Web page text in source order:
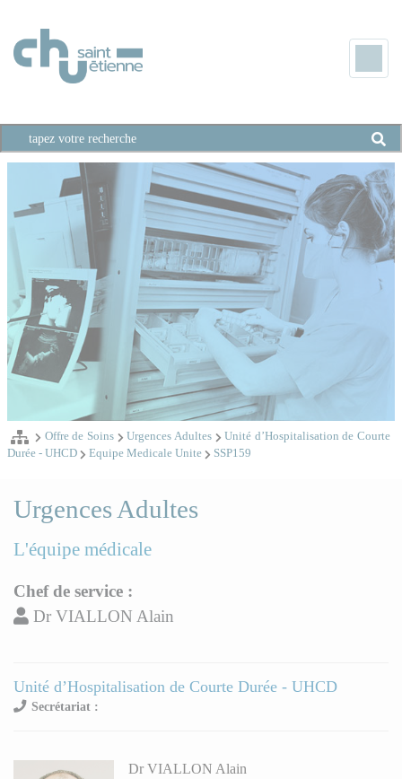
Offre de Soins Urgences Adultes
Unité d’Hospitalisation de Courte
Durée - UHCD
Equipe Medicale Unite SSP159
Urgences Adultes
L'équipe médicale
Chef de service :
Dr VIALLON Alain
Unité d’Hospitalisation de Courte Durée - UHCD
Secrétariat :
Dr VIALLON Alain